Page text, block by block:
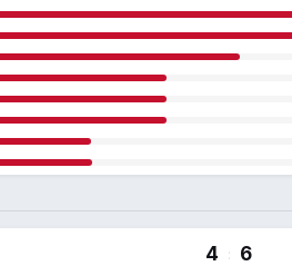
4 : 6